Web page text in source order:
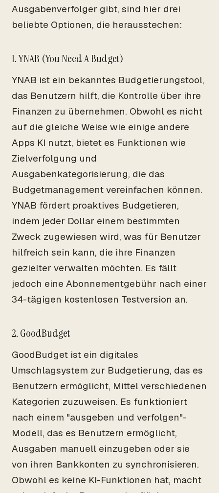
Ausgabenverfolger gibt, sind hier drei
beliebte Optionen, die herausstechen:
1. YNAB (You Need A Budget)
YNAB ist ein bekanntes Budgetierungstool,
das Benutzern hilft, die Kontrolle über ihre
Finanzen zu übernehmen. Obwohl es nicht
auf die gleiche Weise wie einige andere
Apps KI nutzt, bietet es Funktionen wie
Zielverfolgung und
Ausgabenkategorisierung, die das
Budgetmanagement vereinfachen können.
YNAB fördert proaktives Budgetieren,
indem jeder Dollar einem bestimmten
Zweck zugewiesen wird, was für Benutzer
hilfreich sein kann, die ihre Finanzen
gezielter verwalten möchten. Es fällt
jedoch eine Abonnementgebühr nach einer
34-tägigen kostenlosen Testversion an.
2. GoodBudget
GoodBudget ist ein digitales
Umschlagsystem zur Budgetierung, das es
Benutzern ermöglicht, Mittel verschiedenen
Kategorien zuzuweisen. Es funktioniert
nach einem "ausgeben und verfolgen"-
Modell, das es Benutzern ermöglicht,
Ausgaben manuell einzugeben oder sie
von ihren Bankkonten zu synchronisieren.
Obwohl es keine KI-Funktionen hat, macht